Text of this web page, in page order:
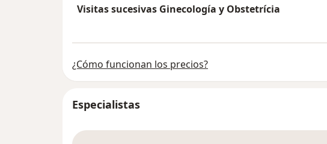
Visitas sucesivas Ginecología y Obstetrícia
¿Cómo funcionan los precios?
Especialistas